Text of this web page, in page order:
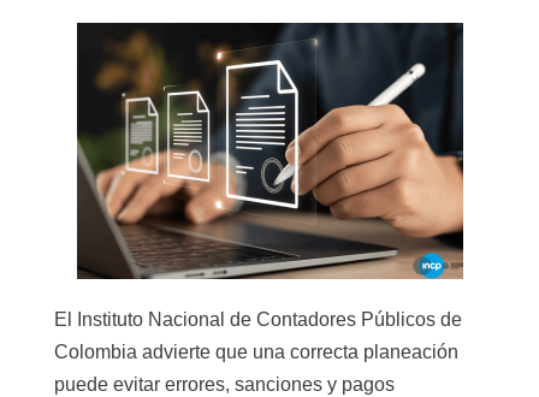
El Instituto Nacional de Contadores Públicos de
Colombia advierte que una correcta planeación
puede evitar errores, sanciones y pagos